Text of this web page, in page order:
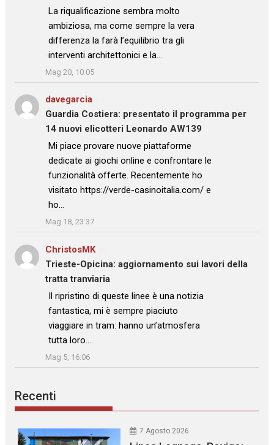
: “La riqualificazione sembra molto
ambiziosa, ma come sempre la vera
differenza la farà l’equilibrio tra gli
interventi architettonici e la…
”
Mag 20, 10:05
davegarcia
Guardia Costiera: presentato il programma per
14 nuovi elicotteri Leonardo AW139
: “
Mi piace provare nuove piattaforme
dedicate ai giochi online e confrontare le
funzionalità offerte. Recentemente ho
visitato https://verde-casinoitalia.com/ e
ho…
”
Mag 18, 23:37
ChristosMKsu
Trieste-Opicina: aggiornamento sui lavori della
tratta tranviaria
: “
Il ripristino di queste linee è una notizia
fantastica, mi è sempre piaciuto
viaggiare in tram: hanno un’atmosfera
tutta loro.…
”
Mag 5, 16:06
Recenti
7 Agosto 2026